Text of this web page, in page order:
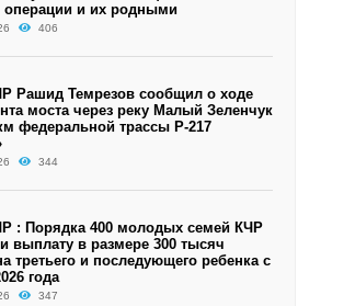
операции и их родными
406
Рашид Темрезов сообщил о ходе
моста через реку Малый Зеленчук
федеральной трассы Р-217
344
: Порядка 400 молодых семей КЧР
выплату в размере 300 тысяч
третьего и последующего ребенка с
года
347